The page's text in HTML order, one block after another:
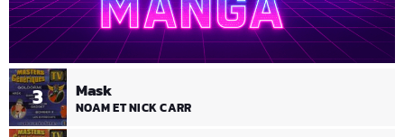
3 Mask
NOAM ET NICK CARR